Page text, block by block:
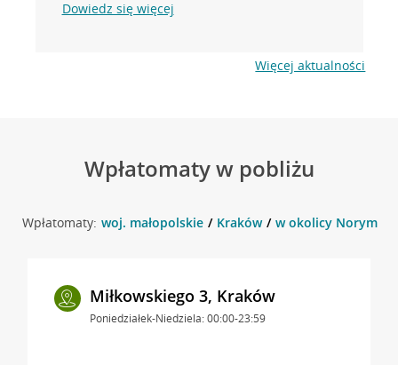
Dowiedz się więcej
Więcej aktualności
Wpłatomaty w pobliżu
Wpłatomaty: woj. małopolskie Kraków w okolicy
Miłkowskiego 3, Kraków
Poniedziałek-Niedziela: 00:00-23:59